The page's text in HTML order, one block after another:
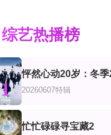
综艺热播榜
1
怦然心动20岁：冬
20260607特辑
忙忙碌碌寻宝藏2